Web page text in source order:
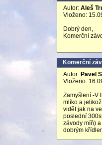
Autor: Aleš
Vloženo:
Dobrý den,
Komerční
Komerční
Autor: Pavel
Vloženo:
Zamyšlení -V
mlíko a
vidět jak na
poslední
závody míň)
dobrým